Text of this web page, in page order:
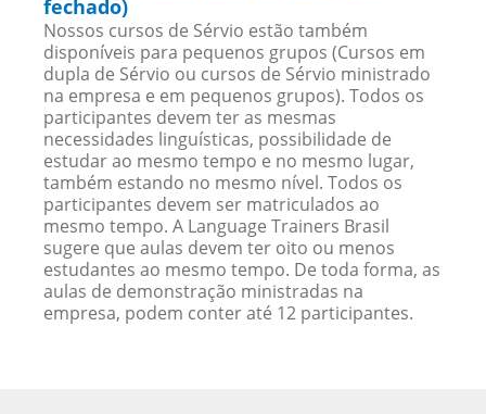
fechado)
Nossos cursos de Sérvio estão também
disponíveis para pequenos grupos (Cursos em
dupla de Sérvio ou cursos de Sérvio ministrado
na empresa e em pequenos grupos). Todos os
participantes devem ter as mesmas
necessidades linguísticas, possibilidade de
estudar ao mesmo tempo e no mesmo lugar,
também estando no mesmo nível. Todos os
participantes devem ser matriculados ao
mesmo tempo. A Language Trainers Brasil
sugere que aulas devem ter oito ou menos
estudantes ao mesmo tempo. De toda forma, as
aulas de demonstração ministradas na
empresa, podem conter até 12 participantes.